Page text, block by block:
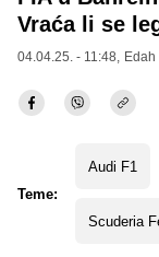
Vraća li se
04.04.25. - 11:48,
Teme:
Audi F1
Scuderia